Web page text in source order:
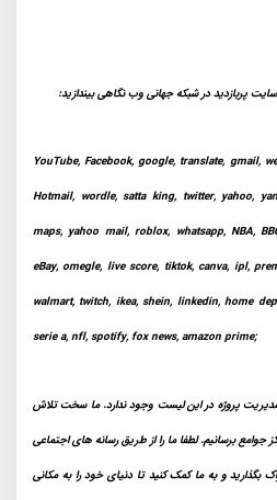
YouTube, Facebook, google, translate, gmail,
Hotmail, wordle, satta king, twitter, yahoo,
maps, yahoo mail, roblox, whatsapp, NBA,
eBay, omegle, live score, tiktok, canva, ipl,
walmart, twitch, ikea, shein, linkedin, home
serie a, nfl, spotify, fox news, amazon prime;
پروژه در این لیست وجود ندارد. ما سخت تلاش
جوامع برسانیم. لطفا ما را از طریق رسانه های اجتماعی
بگذارید و به ما کمک کنید تا دنیای خود را به مکانی